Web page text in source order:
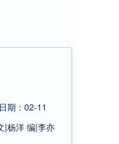
日期：02-11
|杨洋 编|李亦